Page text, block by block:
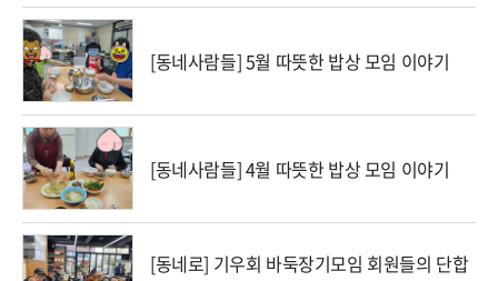
[동네사람들] 5월 따뜻한 밥상 모임 이야기
[동네사람들] 4월 따뜻한 밥상 모임 이야기
[동네로] 기우회 바둑장기모임 회원들의 단합